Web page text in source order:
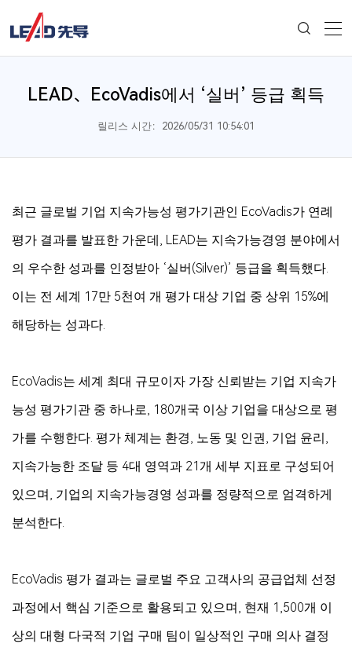
LEAD、EcoVadis에서 ‘실버’ 등급 획득
릴리스 시간：2026/05/31 10:54:01
최근 글로벌 기업 지속가능성 평가기관인 EcoVadis가 연례
평가 결과를 발표한 가운데, LEAD는 지속가능경영 분야에서
의 우수한 성과를 인정받아 ‘실버(Silver)’ 등급을 획득했다.
이는 전 세계 17만 5천여 개 평가 대상 기업 중 상위 15%에
해당하는 성과다.
EcoVadis는 세계 최대 규모이자 가장 신뢰받는 기업 지속가
능성 평가기관 중 하나로, 180개국 이상 기업을 대상으로 평
가를 수행한다. 평가 체계는 환경, 노동 및 인권, 기업 윤리,
지속가능한 조달 등 4대 영역과 21개 세부 지표로 구성되어
있으며, 기업의 지속가능경영 성과를 정량적으로 엄격하게
분석한다.
EcoVadis 평가 결과는 글로벌 주요 고객사의 공급업체 선정
과정에서 핵심 기준으로 활용되고 있으며, 현재 1,500개 이
상의 대형 다국적 기업 구매 팀이 일상적인 구매 의사 결정